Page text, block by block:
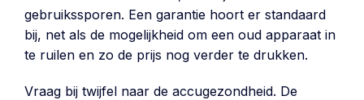
gebruikssporen. Een garantie hoort er standaard
bij, net als de mogelijkheid om een oud apparaat in
te ruilen en zo de prijs nog verder te drukken.
Vraag bij twijfel naar de accugezondheid. De